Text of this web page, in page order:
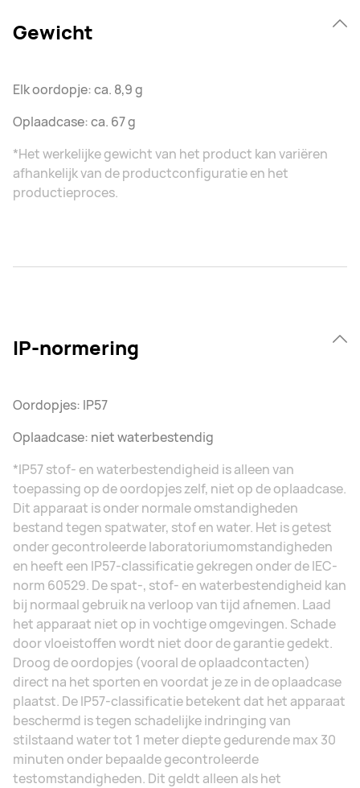
Gewicht
Elk oordopje: ca. 8,9 g
Oplaadcase: ca. 67 g
*Het werkelijke gewicht van het product kan variëren
afhankelijk van de productconfiguratie en het
productieproces.
IP-normering
Oordopjes: IP57
Oplaadcase: niet waterbestendig
*IP57 stof- en waterbestendigheid is alleen van
toepassing op de oordopjes zelf, niet op de oplaadcase.
Dit apparaat is onder normale omstandigheden
bestand tegen spatwater, stof en water. Het is getest
onder gecontroleerde laboratoriumomstandigheden
en heeft een IP57-classificatie gekregen onder de IEC-
norm 60529. De spat-, stof- en waterbestendigheid kan
bij normaal gebruik na verloop van tijd afnemen. Laad
het apparaat niet op in vochtige omgevingen. Schade
door vloeistoffen wordt niet door de garantie gedekt.
Droog de oordopjes (vooral de oplaadcontacten)
direct na het sporten en voordat je ze in de oplaadcase
plaatst. De IP57-classificatie betekent dat het apparaat
beschermd is tegen schadelijke indringing van
stilstaand water tot 1 meter diepte gedurende max 30
minuten onder bepaalde gecontroleerde
testomstandigheden. Dit geldt alleen als het